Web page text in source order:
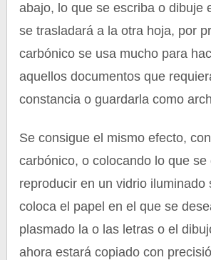
abajo, lo que se escriba o dibuje
se trasladará a la otra hoja, por
carbónico se usa mucho para
aquellos documentos que
constancia o guardarla como
Se consigue el mismo efecto,
carbónico, o colocando lo que se
reproducir en un vidrio iluminado
coloca el papel en el que se
plasmado la o las letras o el
ahora estará copiado con